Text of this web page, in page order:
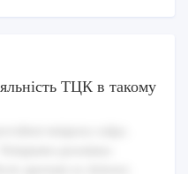
ТЦК в такому